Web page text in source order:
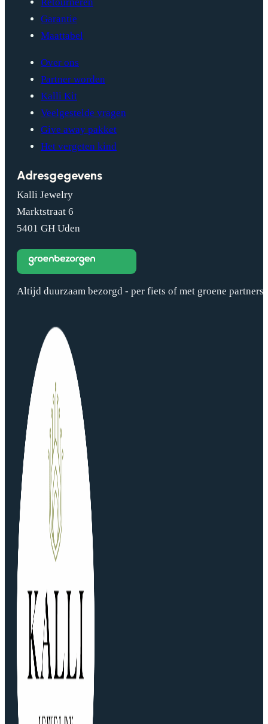
Retourneren
Garantie
Maattabel
Over ons
Partner worden
Kalli Kit
Veelgestelde vragen
Give away pakket
Het vergeten kind
Adresgegevens
Kalli Jewelry
Marktstraat 6
5401 GH Uden
Altijd duurzaam bezorgd - per fiets of met groene partners